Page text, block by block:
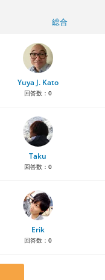
総合
Yuya J. Kato
回答数： 0
Taku
回答数： 0
Erik
回答数： 0